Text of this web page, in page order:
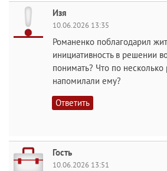
Изя
10.06.2026 13:35
Романенко поблагодарил
инициативность в решении
понимать? Что по несколько
напомилали ему?
Ответить
Гость
10.06.2026 13:51